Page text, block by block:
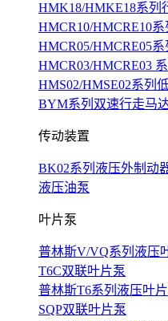
HMK18/HMKE18系列
HMCR10/HMCRE10
HMCR05/HMCRE05
HMCR03/HMCRE03
HMS02/HMSE02系列
BYM系列双速行走马
传动装置
BK02系列液压外制动
液压油泵
叶片泵
普林斯V/VQ系列液压
T6C双联叶片泵
普林斯T6系列液压叶
SQP双联叶片泵